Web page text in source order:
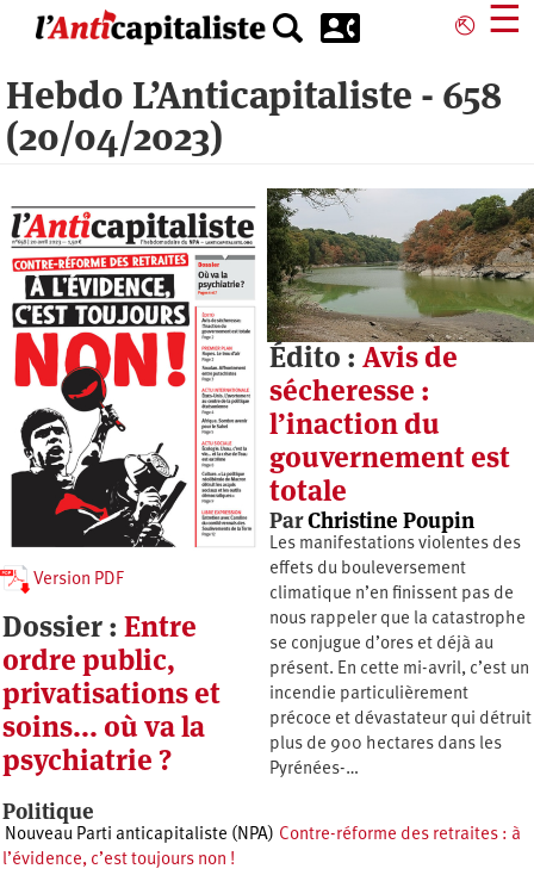
principal
⎋ ☰
Hebdo L’Anticapitaliste - 658
(20/04/2023)
Édito : Avis de
sécheresse :
l’inaction du
gouvernement est
totale
ParChristine Poupin
Les manifestations violentes des
effets du bouleversement
climatique n’en finissent pas de
nous rappeler que la catastrophe
se conjugue d’ores et déjà au
présent. En cette mi-avril, c’est un
incendie particulièrement
précoce et dévastateur qui détruit
plus de 900 hectares dans les
Pyrénées-…
Version PDF
Dossier : Entre
ordre public,
privatisations et
soins... où va la
psychiatrie ?
Politique
Nouveau Parti anticapitaliste (NPA) Contre-réforme des retraites : à
l’évidence, c’est toujours non !